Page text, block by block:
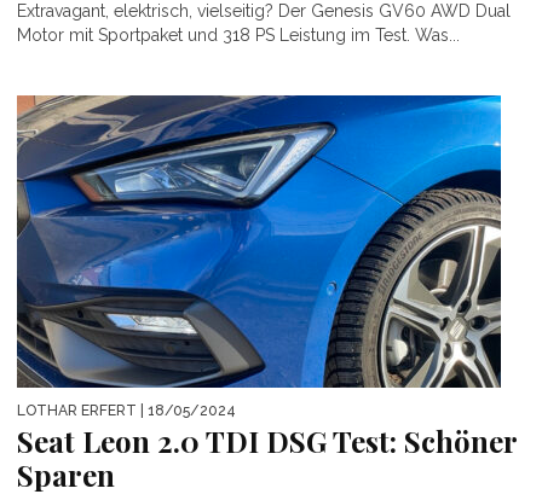
Extravagant, elektrisch, vielseitig? Der Genesis GV60 AWD Dual
Motor mit Sportpaket und 318 PS Leistung im Test. Was...
LOTHAR ERFERT | 18/05/2024
Seat Leon 2.0 TDI DSG Test: Schöner
Sparen